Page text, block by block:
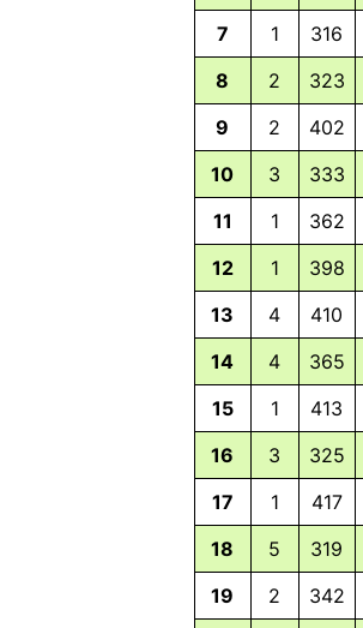
7
1 316
8
2 323
9
2 402
10
3 333
11
1 362
12
1 398
13
4 410
14
4 365
15
1 413
16
3 325
17
1 417
18
5 319
19
2 342